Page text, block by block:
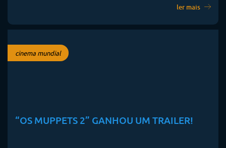
ler mais
cinema mundial
“OS MUPPETS 2” GANHOU UM TRAILER!